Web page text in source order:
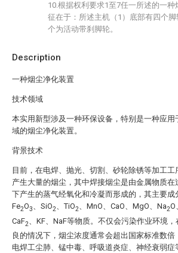
Description
一种烟尘净化装置
技术领域
本实用新型涉及一种环保设备，特别是一种应用
域的烟尘净化装置。
背景技术
目前，在电焊、抛光、切割、砂轮除锈等加工工
产生大量的烟尘，其中焊接烟尘是由金属物质在
下产生的蒸气经氧化和冷凝而形成的，其主要成
Fe2O3、SiO2、TiO2、MnO、CaO、MgO、Na2O
CaF2
、KF、NaF等物质。不仅会污染作业环境
良的情况下，烟尘浓度通常会超出国家标准数倍
电焊工尘肺、锰中毒、呼吸道炎症、神经衰弱症
10.根据权利要求1至7任一所述的一
征在于：所述主机（1）底部有四个
个为活动带刹脚轮。